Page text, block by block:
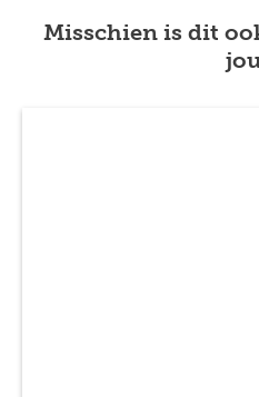
Misschien is dit